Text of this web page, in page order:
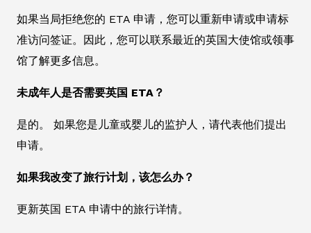
如果当局拒绝您的 ETA 申请，您可以重新申请或申请标
准访问签证。因此，您可以联系最近的英国大使馆或领事
馆了解更多信息。
未成年人是否需要英国 ETA？
是的。 如果您是儿童或婴儿的监护人，请代表他们提出
申请。
如果我改变了旅行计划，该怎么办？
更新英国 ETA 申请中的旅行详情。